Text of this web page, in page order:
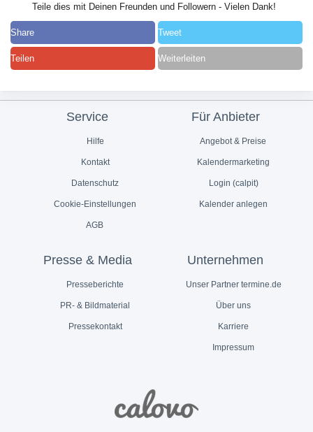
Teile dies mit Deinen Freunden und Followern - Vielen Dank!
Share Tweet
Teilen Weiterleiten
Service
Hilfe
Kontakt
Datenschutz
Cookie-Einstellungen
AGB
Für Anbieter
Angebot & Preise
Kalendermarketing
Login (calpit)
Kalender anlegen
Presse & Media
Presseberichte
PR- & Bildmaterial
Pressekontakt
Unternehmen
Unser Partner termine.de
Über uns
Karriere
Impressum